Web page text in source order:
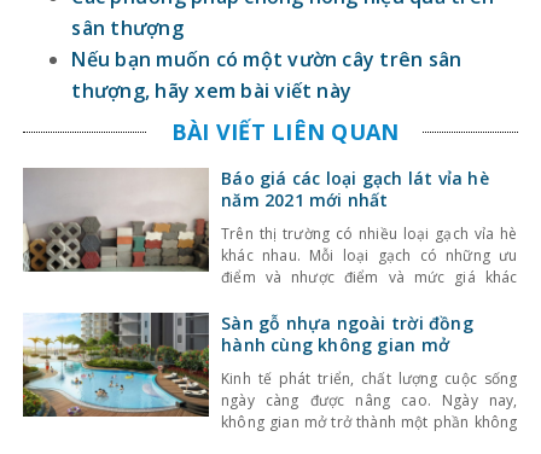
sân thượng
Nếu bạn muốn có một vườn cây trên sân
thượng, hãy xem bài viết này
BÀI VIẾT LIÊN QUAN
Báo giá các loại gạch lát vỉa hè
năm 2021 mới nhất
Trên thị trường có nhiều loại gạch vỉa hè
khác nhau. Mỗi loại gạch có những ưu
điểm và nhược điểm và mức giá khác
các loại gạch lát vỉa hè? Trong bài viết này
Kinhnghiemlamnha.vn sẽ chia sẻ đến bạn
Sàn gỗ nhựa ngoài trời đồng
hành cùng không gian mở
Kinh tế phát triển, chất lượng cuộc sống
ngày càng được nâng cao. Ngày nay,
không gian mở trở thành một phần không